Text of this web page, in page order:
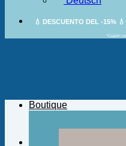
💧 DESCUENTO DEL -15% 💧
*Cupón
Boutique